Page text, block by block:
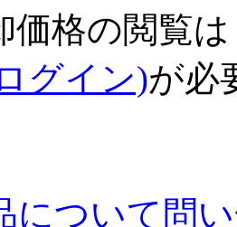
価格の閲覧は
グイン)が必
について問